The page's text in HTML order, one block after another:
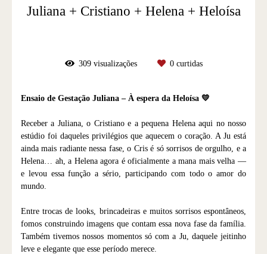
Juliana + Cristiano + Helena + Heloísa
309visualizações 0curtidas
Ensaio de Gestação Juliana – À espera da Heloísa 💛
Receber a Juliana, o Cristiano e a pequena Helena aqui no nosso
estúdio foi daqueles privilégios que aquecem o coração. A Ju está
ainda mais radiante nessa fase, o Cris é só sorrisos de orgulho, e a
Helena… ah, a Helena agora é oficialmente a mana mais velha —
e levou essa função a sério, participando com todo o amor do
mundo.
Entre trocas de looks, brincadeiras e muitos sorrisos espontâneos,
fomos construindo imagens que contam essa nova fase da família.
Também tivemos nossos momentos só com a Ju, daquele jeitinho
leve e elegante que esse período merece.